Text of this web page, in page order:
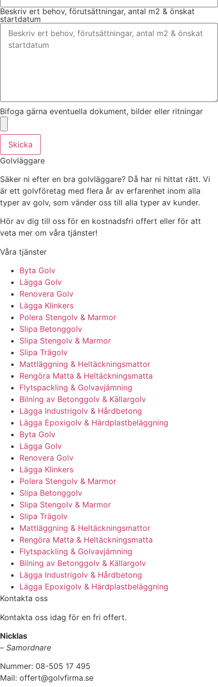
Beskriv ert behov, förutsättningar, antal m2 & önskat
startdatum
Bifoga gärna eventuella dokument, bilder eller ritningar
Skicka
Golvläggare
Säker ni efter en bra golvläggare? Då har ni hittat rätt. Vi
är ett golvföretag med flera år av erfarenhet inom alla
typer av golv, som vänder oss till alla typer av kunder.
Hör av dig till oss för en kostnadsfri offert eller för att
veta mer om våra tjänster!
Våra tjänster
Byta Golv
Lägga Golv
Renovera Golv
Lägga Klinkers
Polera Stengolv & Marmor
Slipa Betonggolv
Slipa Stengolv & Marmor
Slipa Trägolv
Mattläggning & Heltäckningsmattor
Rengöra Matta & Heltäckningsmatta
Flytspackling & Golvavjämning
Bilning av Betonggolv & Källargolv
Lägga Industrigolv & Hårdbetong
Lägga Epoxigolv & Härdplastbeläggning
Byta Golv
Lägga Golv
Renovera Golv
Lägga Klinkers
Polera Stengolv & Marmor
Slipa Betonggolv
Slipa Stengolv & Marmor
Slipa Trägolv
Mattläggning & Heltäckningsmattor
Rengöra Matta & Heltäckningsmatta
Flytspackling & Golvavjämning
Bilning av Betonggolv & Källargolv
Lägga Industrigolv & Hårdbetong
Lägga Epoxigolv & Härdplastbeläggning
Kontakta oss
Kontakta oss idag för en fri offert.
Nicklas
– Samordnare
Nummer: 08-505 17 495
Mail: offert@golvfirma.se